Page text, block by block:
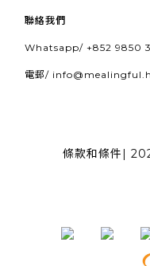
聯絡我們
Whatsapp/ +852 9850
電郵/
條款和條件|